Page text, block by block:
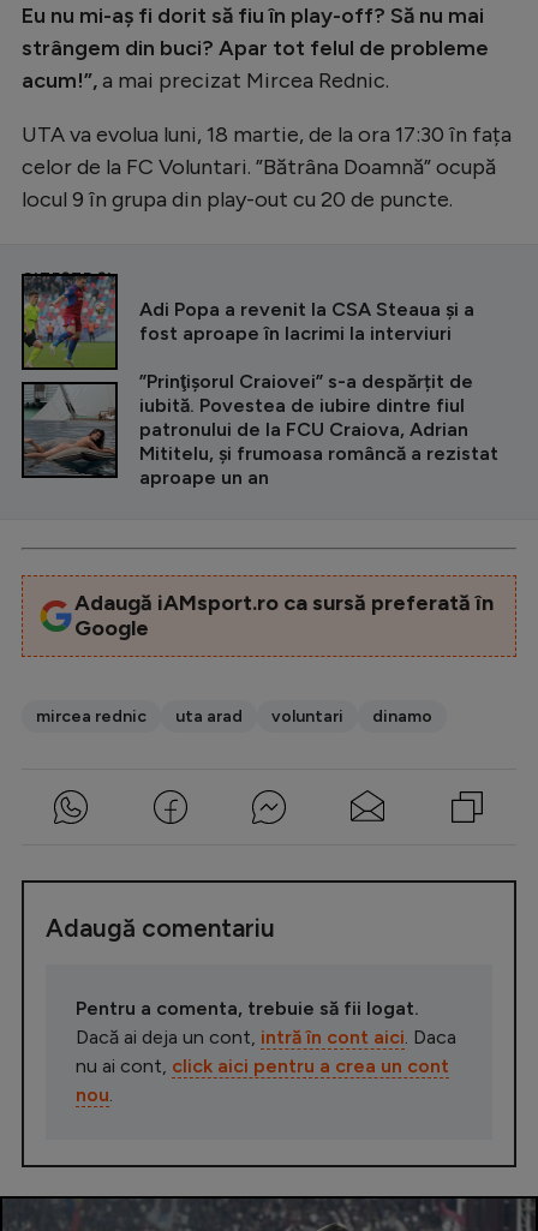
Eu nu mi-aș fi dorit să fiu în play-off? Să nu mai
strângem din buci? Apar tot felul de probleme
acum!”,a mai precizat Mircea Rednic.
UTA va evolua luni, 18 martie, de la ora 17:30 în fața
celor de la FC Voluntari. ”Bătrâna Doamnă” ocupă
locul 9 în grupa din play-out cu 20 de puncte.
CITEȘTE ȘI
Adi Popa a revenit la CSA Steaua și a
fost aproape în lacrimi la interviuri
”Prinţişorul Craiovei” s-a despărțit de
iubită. Povestea de iubire dintre fiul
patronului de la FCU Craiova, Adrian
Mititelu, şi frumoasa româncă a rezistat
aproape un an
Adaugă iAMsport.ro ca sursă preferată în
Google
mircea rednic uta arad voluntari dinamo
Adaugă comentariu
Pentru a comenta, trebuie să fii logat.
Dacă ai deja un cont, intră în cont aici . Daca
nu ai cont, click aici pentru a crea un cont
nou